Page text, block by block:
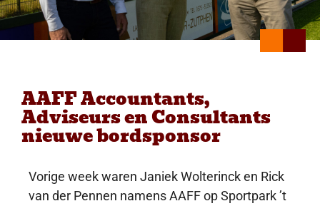
AAFF Accountants,
Adviseurs en Consultants
nieuwe bordsponsor
Vorige week waren Janiek Wolterinck en Rick
van der Pennen namens AAFF op Sportpark ’t